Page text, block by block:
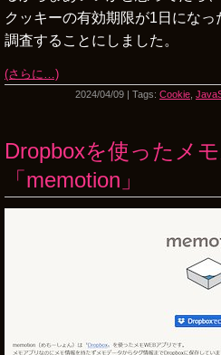
クッキーの有効期限が1日にな
調査することにしました。
(さらに…)
2024/04/09 | Tags: Cookie,
Dropboxを使ったメ
「memotion」